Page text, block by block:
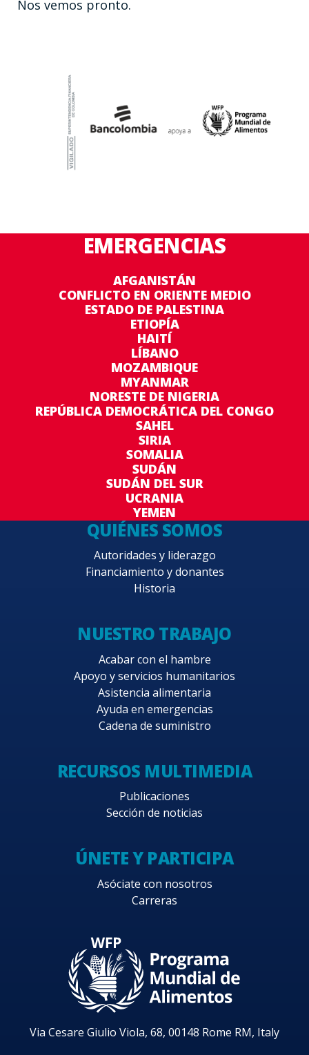
Nos vemos pronto.
EMERGENCIAS
AFGANISTÁN
CONFLICTO EN ORIENTE MEDIO
ESTADO DE PALESTINA
ETIOPÍA
HAITÍ
LÍBANO
MOZAMBIQUE
MYANMAR
NORESTE DE NIGERIA
REPÚBLICA DEMOCRÁTICA DEL CONGO
SAHEL
SIRIA
SOMALIA
SUDÁN
SUDÁN DEL SUR
UCRANIA
YEMEN
QUIÉNES SOMOS
Autoridades y liderazgo
Financiamiento y donantes
Historia
NUESTRO TRABAJO
Acabar con el hambre
Apoyo y servicios humanitarios
Asistencia alimentaria
Ayuda en emergencias
Cadena de suministro
RECURSOS MULTIMEDIA
Publicaciones
Sección de noticias
ÚNETE Y PARTICIPA
Asóciate con nosotros
Carreras
Via Cesare Giulio Viola, 68, 00148 Rome RM, Italy